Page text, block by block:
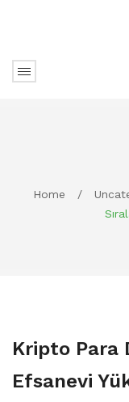
Home /
Kripto Para
Efsanevi